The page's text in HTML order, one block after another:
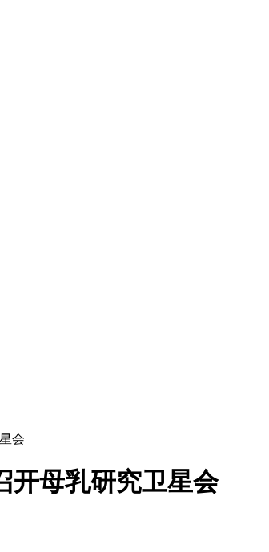
会
开母乳研究卫星会